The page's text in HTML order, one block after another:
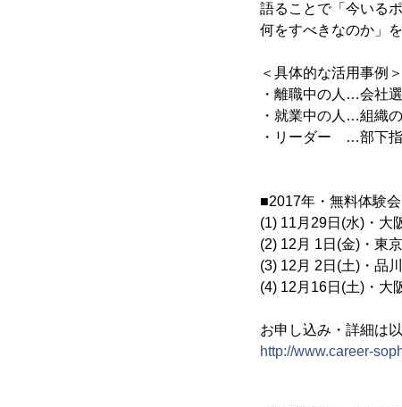
語ることで「今いる
何をすべきなのか」
＜具体的な活用事例＞
・離職中の人…会社
・就業中の人…組織
・リーダー …部下
■2017年・無料体験
(1) 11月29日(水)・
(2) 12月 1日(金)・東
(3) 12月 2日(土)・品
(4) 12月16日(土)・
お申し込み・詳細は
http://www.career-